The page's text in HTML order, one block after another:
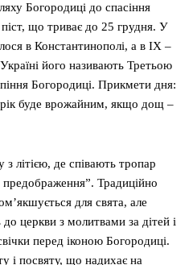
Богородиці до спасіння
що триває до 25 грудня. У
в Константинополі, а в IX –
його називають Третьою
Богородиці. Прикмети дня:
буде врожайним, якщо дощ –
літією, де співають тропар
Традиційно
для свята, але
церкви з молитвами за дітей і
перед іконою Богородиці.
і посвяту, що надихає на